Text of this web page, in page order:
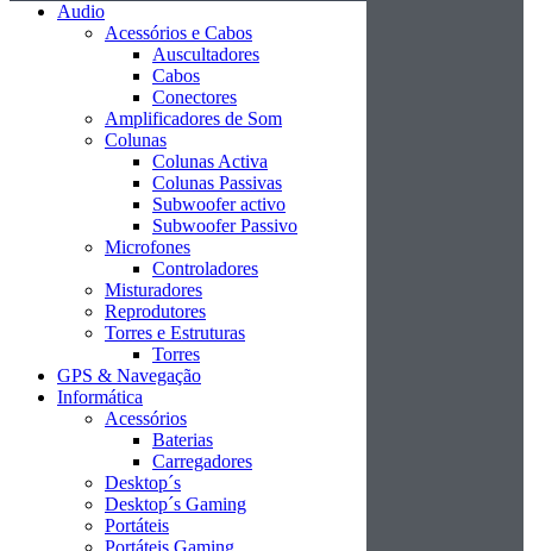
Audio
Acessórios e Cabos
Auscultadores
Cabos
Conectores
Amplificadores de Som
Colunas
Colunas Activa
Colunas Passivas
Subwoofer activo
Subwoofer Passivo
Microfones
Controladores
Misturadores
Reprodutores
Torres e Estruturas
Torres
GPS & Navegação
Informática
Acessórios
Baterias
Carregadores
Desktop´s
Desktop´s Gaming
Portáteis
Portáteis Gaming